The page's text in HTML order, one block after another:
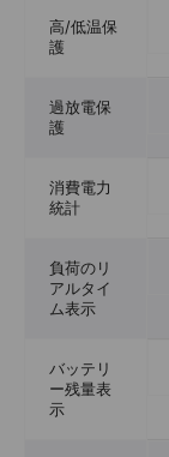
高/低温保
護
過放電保
護
消費電力
統計
負荷のリ
アルタイ
ム表示
バッテリ
ー残量表
示